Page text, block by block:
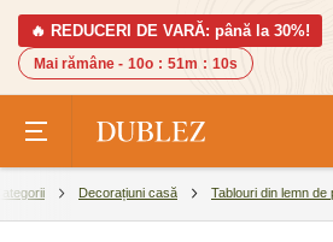
🔥 REDUCERI DE VARĂ: până la 30%!
Mai rămâne - 10o : 51m : 9s
Decorațiuni casă Tablouri din lemn de